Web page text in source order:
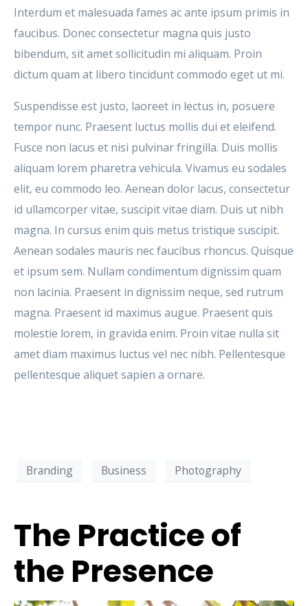
Interdum et malesuada fames ac ante ipsum primis in
faucibus. Donec consectetur magna quis justo
bibendum, sit amet sollicitudin mi aliquam. Proin
dictum quam at libero tincidunt commodo eget ut mi.
Suspendisse est justo, laoreet in lectus in, posuere
tempor nunc. Praesent luctus mollis dui et eleifend.
Fusce non lacus et nisi pulvinar fringilla. Duis mollis
aliquam lorem pharetra vehicula. Vivamus eu sodales
elit, eu commodo leo. Aenean dolor lacus, consectetur
id ullamcorper vitae, suscipit vitae diam. Duis ut nibh
magna. In cursus enim quis metus tristique suscipit.
Aenean sodales mauris nec faucibus rhoncus. Quisque
et ipsum sem. Nullam condimentum dignissim quam
non lacinia. Praesent in dignissim neque, sed rutrum
magna. Praesent id maximus augue. Praesent quis
molestie lorem, in gravida enim. Proin vitae nulla sit
amet diam maximus luctus vel nec nibh. Pellentesque
pellentesque aliquet sapien a ornare.
Branding Business Photography
The Practice of
the Presence